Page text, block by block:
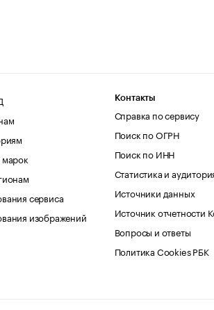
марок
сервиса
изображений
Контакты
Справка по сервису
Поиск по ОГРН
Поиск по ИНН
Статистика и
Источники данных
Источник отчетности
Вопросы и ответы
Политика Cookies РБК